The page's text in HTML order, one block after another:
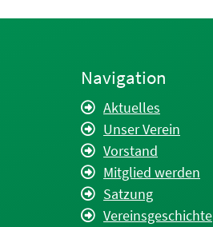
Navigation
Aktuelles
Unser Verein
Vorstand
Mitglied werden
Satzung
Vereinsgeschichte